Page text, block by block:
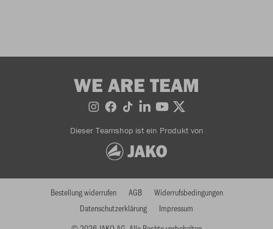
WE ARE TEAM
Dieser Teamshop ist ein Produkt von
Bestellung widerrufen AGB
Widerrufsbedingungen
Datenschutzerklärung
Impressum